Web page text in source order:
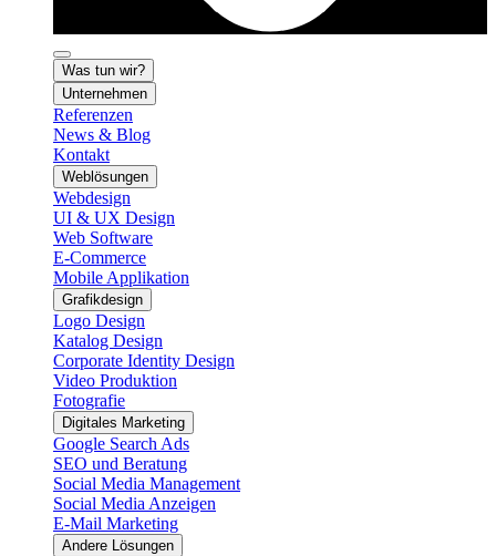
Was tun wir?
Unternehmen
Referenzen
News & Blog
Kontakt
Weblösungen
Webdesign
UI & UX Design
Web Software
E-Commerce
Mobile Applikation
Grafikdesign
Logo Design
Katalog Design
Corporate Identity Design
Video Produktion
Fotografie
Digitales Marketing
Google Search Ads
SEO und Beratung
Social Media Management
Social Media Anzeigen
E-Mail Marketing
Andere Lösungen